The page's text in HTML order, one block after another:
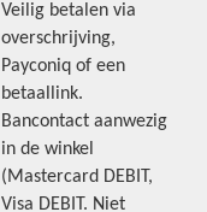
Veilig betalen via
overschrijving,
Payconiq of een
betaallink.
Bancontact aanwezig
in de winkel
(Mastercard DEBIT,
Visa DEBIT. Niet